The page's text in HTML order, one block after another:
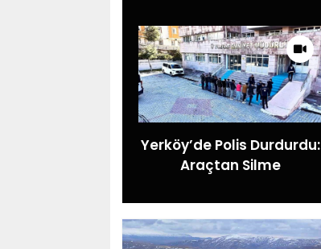
Yerköy’de Polis Durdurdu:
Araçtan Silme